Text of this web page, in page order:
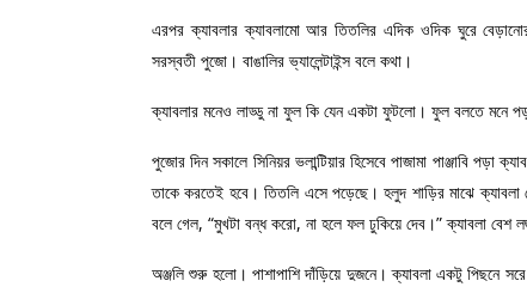
এরপর ক্যাবলার ক্যাবলামো আর তিতলির এদিক ওদিক ঘুরে
সরস্বতী পুজো। বাঙালির ভ্যালেন্টাইন্স বলে কথা।
ক্যাবলার মনেও লাড্ডু না ফুল কি যেন একটা ফুটলো। ফুল বলতে মনে
পুজোর দিন সকালে সিনিয়র ভলান্টিয়ার হিসেবে পাজামা পাঞ্জাবি
তাকে করতেই হবে। তিতলি এসে পড়েছে। হলুদ শাড়ির মাঝে
বলে গেল, “মুখটা বন্ধ করো, না হলে ফল ঢুকিয়ে দেব।” ক্যাবলা বেশ
অঞ্জলি শুরু হলো। পাশাপাশি দাঁড়িয়ে দুজনে। ক্যাবলা একটু পিছনে